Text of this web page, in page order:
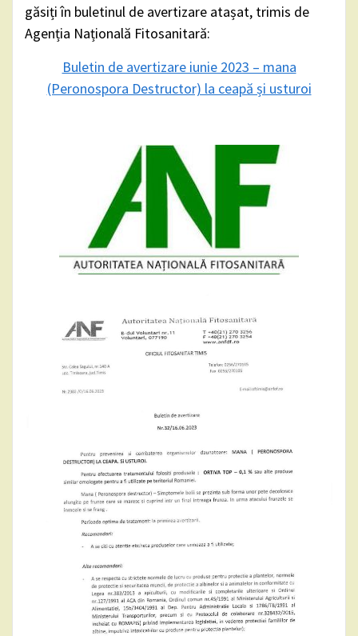
găsiți în buletinul de avertizare atașat, trimis de
Agenția Națională Fitosanitară:
Buletin de avertizare iunie 2023 – mana
(Peronospora Destructor) la ceapă și usturoi